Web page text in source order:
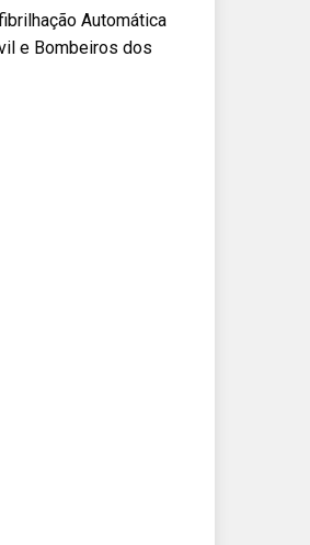
Automática
e Bombeiros dos